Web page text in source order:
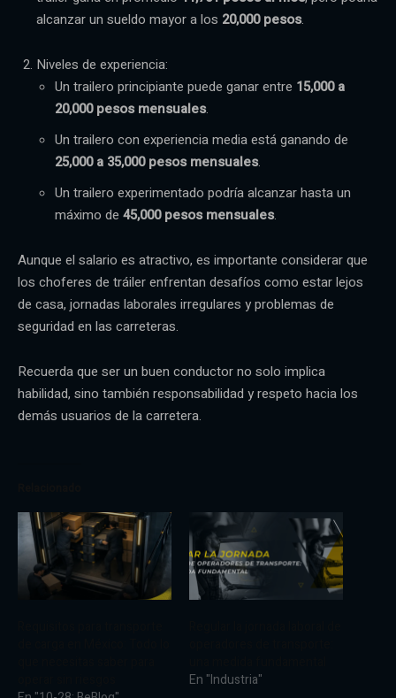
alcanzar un sueldo mayor a los 20,000 pesos.
Niveles de experiencia:
Un trailero principiante puede ganar entre 15,000 a
20,000 pesos mensuales.
Un trailero con experiencia media está ganando de
25,000 a 35,000 pesos mensuales.
Un trailero experimentado podría alcanzar hasta un
máximo de 45,000 pesos mensuales.
Aunque el salario es atractivo, es importante considerar que
los choferes de tráiler enfrentan desafíos como estar lejos
de casa, jornadas laborales irregulares y problemas de
seguridad en las carreteras.
Recuerda que ser un buen conductor no solo implica
habilidad, sino también responsabilidad y respeto hacia los
demás usuarios de la carretera.
En "Industria"